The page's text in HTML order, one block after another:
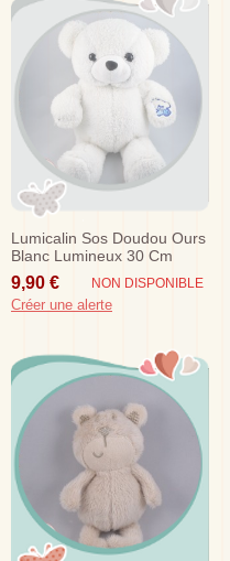
Lumicalin Sos Doudou Ours
Blanc Lumineux 30 Cm
9,90 € NON DISPONIBLE
Créer une alerte